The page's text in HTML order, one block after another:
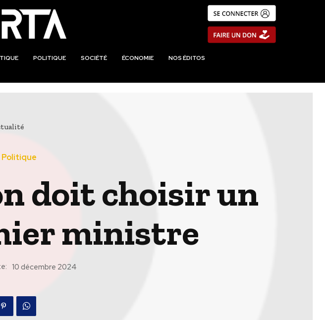
POLITIQUE SOCIÉTÉ ÉCONOMIE NOS ÉDITOS
Politique
doit choisir un
ministre
10 décembre 2024